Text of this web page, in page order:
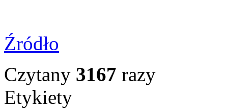
Źródło
Czytany 3167 razy
Etykiety